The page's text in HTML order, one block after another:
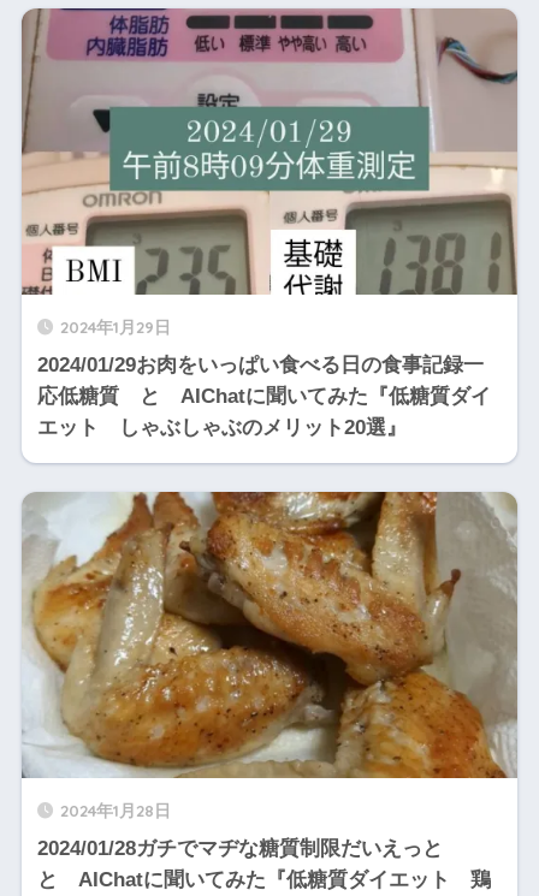
2024年1月29日
2024/01/29お肉をいっぱい食べる日の食事記録一
応低糖質 と AIChatに聞いてみた『低糖質ダイ
エット しゃぶしゃぶのメリット20選』
2024年1月28日
2024/01/28ガチでマヂな糖質制限だいえっと
と AIChatに聞いてみた『低糖質ダイエット 鶏